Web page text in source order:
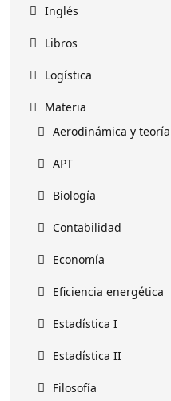
Inglés
Libros
Logística
Materia
Aerodinámica y
APT
Biología
Contabilidad
Economía
Eficiencia energética
Estadística I
Estadística II
Filosofía